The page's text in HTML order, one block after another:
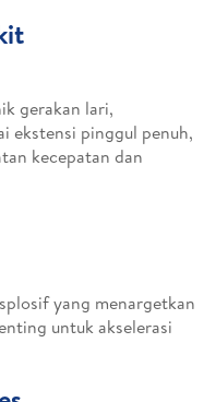
gerakan lari,
ekstensi pinggul penuh,
kecepatan dan
yang menargetkan
untuk akselerasi